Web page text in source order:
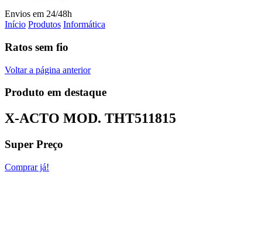
Envios em 24/48h
Início Produtos Informática
Ratos sem fio
Voltar a página anterior
Produto em destaque
X-ACTO MOD. THT511815
Super Preço
Comprar já!